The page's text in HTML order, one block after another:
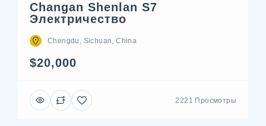
Changan Shenlan S7
Электричество
Chengdu, Sichuan, China
$20,000
2221 Просмотры